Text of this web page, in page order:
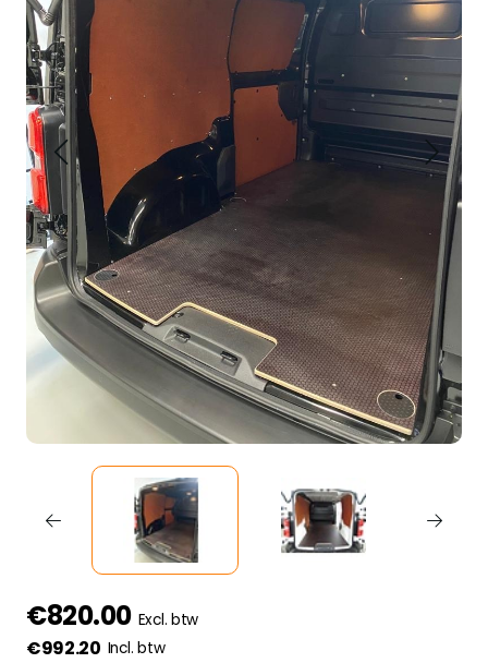
€820.00 Excl. btw
€992.20 Incl. btw